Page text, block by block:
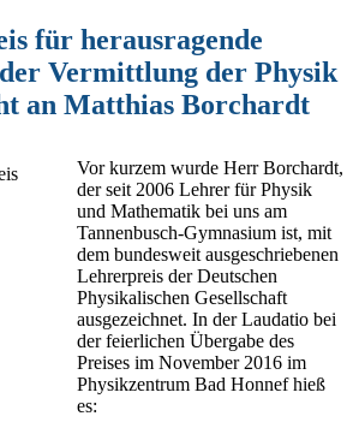
für herausragende
Vermittlung der Physik
an Matthias Borchardt
Vor kurzem wurde Herr Borchardt,
der seit 2006 Lehrer für Physik
und Mathematik bei uns am
Tannenbusch-Gymnasium ist, mit
dem bundesweit ausgeschriebenen
Lehrerpreis der Deutschen
Physikalischen Gesellschaft
ausgezeichnet. In der Laudatio bei
der feierlichen Übergabe des
Preises im November 2016 im
Physikzentrum Bad Honnef hieß
es: